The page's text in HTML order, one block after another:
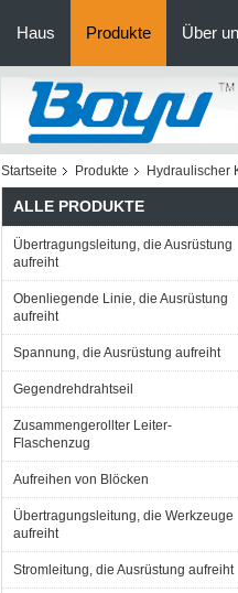
Haus Produkte Über
Startseite Produkte Hydraulischer
ALLE PRODUKTE
Übertragungsleitung, die Ausrüstung
aufreiht
Obenliegende Linie, die Ausrüstung
aufreiht
Spannung, die Ausrüstung aufreiht
Gegendrehdrahtseil
Zusammengerollter Leiter-
Flaschenzug
Aufreihen von Blöcken
Übertragungsleitung, die Werkzeuge
aufreiht
Stromleitung, die Ausrüstung aufreiht